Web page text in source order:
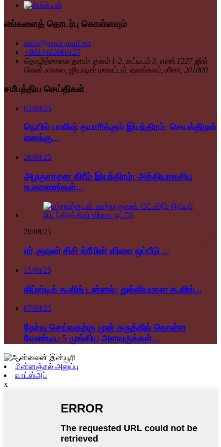
எங்களைத் தொடர்பு கொள்ளவும்
sales@genie-mail.net
+8613482060127
தொழிற்சாலை தளம்: தளம் 1-2, கட்டிடம் 3, எண்.1227 ஜிங்
வென் சாலை, ஜியாடிங் மாவட்டம், ஷாங்காய், சீனா, 201800
சமீபத்திய செய்திகள்
03/09/25
நெயில் பாலிஷ் தயாரிக்கும் இயந்திரம்: செயல்திறன்
எனக்கு...
26/08/25
அழகுசாதன கிரீம் இயந்திரம்: அத்தியாவசிய
உபகரணங்கள்...
20/08/25
ஏர் குஷன் சிசி க்ரீமின் விலை ஒப்பீடு ...
15/08/25
லிப்ஸ்டிக் கூலிங் டன்னல்: துல்லியமான கூலிங்...
07/08/25
தேர்வு செய்வதற்கு முன் கருத்தில் கொள்ள
வேண்டிய 5 முக்கிய அளவுருக்கள்...
மின்னஞ்சல் அனுப்பு
வாட்ஸ்அப்
x